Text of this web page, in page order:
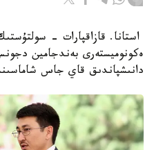
استانا. قازاقپارات -
ەكونوميستەرى بەندجامين
دانىشپاندىق قاي جاس